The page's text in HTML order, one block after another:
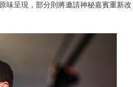
味呈現，部分則將邀請神秘嘉賓重新改